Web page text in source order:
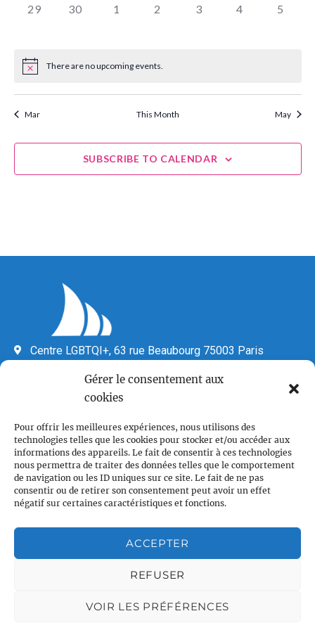
Gérer le consentement aux
cookies
Pour offrir les meilleures expériences, nous utilisons des
technologies telles que les cookies pour stocker et/ou accéder aux
informations des appareils. Le fait de consentir à ces technologies
nous permettra de traiter des données telles que le comportement
de navigation ou les ID uniques sur ce site. Le fait de ne pas
consentir ou de retirer son consentement peut avoir un effet
négatif sur certaines caractéristiques et fonctions.
ACCEPTER
REFUSER
VOIR LES PRÉFÉRENCES
0
29
0
30
0
1
0
2
0
3
0
4
0
5
There are no upcoming events.
Mar This Month May
SUBSCRIBE TO CALENDAR
Centre LGBTQI+, 63 rue Beaubourg 75003 Paris
Associations partenaires
Plan du site
Qui sommes nous